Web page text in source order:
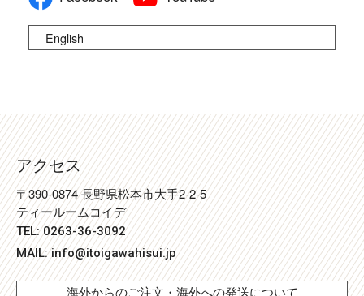
English
アクセス
〒390-0874 長野県松本市大手2-2-5
ティールームコイデ
TEL: 0263-36-3092
MAIL:info@itoigawahisui.jp
海外からのご注文・海外への発送について